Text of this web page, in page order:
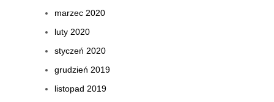
marzec 2020
luty 2020
styczeń 2020
grudzień 2019
listopad 2019